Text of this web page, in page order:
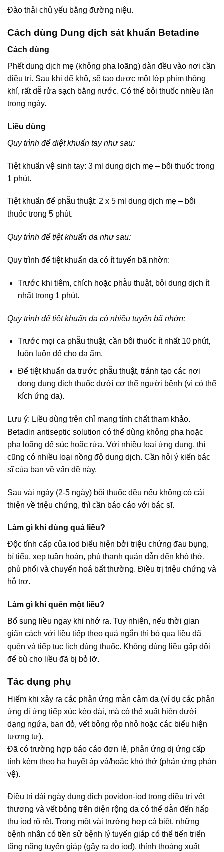
Đào thải chủ yếu bằng đường niệu.
Cách dùng Dung dịch sát khuẩn Betadine
Cách dùng
Phết dung dịch mẹ (không pha loãng) dàn đều vào nơi cần
điều trị. Sau khi để khô, sẽ tạo được một lớp phim thông
khí, rất dễ rửa sạch bằng nước. Có thể bôi thuốc nhiều lần
trong ngày.
Liều dùng
Quy trình để diệt khuẩn tay như sau:
Tiệt khuẩn vệ sinh tay: 3 ml dung dịch mẹ – bôi thuốc trong
1 phút.
Tiệt khuẩn để phẫu thuật: 2 x 5 ml dung dịch mẹ – bôi
thuốc trong 5 phút.
Quy trình để tiệt khuẩn da như sau:
Quy trình để tiệt khuẩn da có ít tuyến bã nhờn:
Trước khi tiêm, chích hoặc phẫu thuật, bôi dung dịch ít
nhất trong 1 phút.
Quy trình để tiệt khuẩn da có nhiều tuyến bã nhờn:
Trước mọi ca phẫu thuật, cần bôi thuốc ít nhất 10 phút,
luôn luôn để cho da ẩm.
Để tiệt khuẩn da trước phẫu thuật, tránh tạo các nơi
đọng dung dịch thuốc dưới cơ thể người bệnh (vì có thể
kích ứng da).
Lưu ý: Liều dùng trên chỉ mang tính chất tham khảo.
Betadin antiseptic solution có thể dùng không pha hoặc
pha loãng để súc hoặc rửa. Với nhiều loại ứng dụng, thì
cũng có nhiều loại nồng độ dung dịch. Cần hỏi ý kiến bác
sĩ của bạn về vấn đề này.
Sau vài ngày (2-5 ngày) bôi thuốc đều nếu không có cải
thiện về triệu chứng, thì cần báo cáo với bác sĩ.
Làm gì khi dùng quá liều?
Độc tính cấp của iod biểu hiện bởi triệu chứng đau bụng,
bí tiểu, xẹp tuần hoàn, phù thanh quản dẫn đến khó thở,
phù phổi và chuyển hoá bất thường. Điều trị triệu chứng và
hỗ trợ.
Làm gì khi quên một liều?
Bổ sung liều ngay khi nhớ ra. Tuy nhiên, nếu thời gian
giãn cách với liều tiếp theo quá ngắn thì bỏ qua liều đã
quên và tiếp tục lịch dùng thuốc. Không dùng liều gấp đôi
để bù cho liều đã bị bỏ lỡ.
Tác dụng phụ
Hiếm khi xảy ra các phản ứng mẫn cảm da (ví dụ các phản
ứng dị ứng tiếp xúc kéo dài, mà có thể xuất hiện dưới
dạng ngứa, ban đỏ, vết bỏng rộp nhỏ hoặc các biểu hiện
tương tự).
Đã có trường hợp báo cáo đơn lẻ, phản ứng dị ứng cấp
tính kèm theo hạ huyết áp và/hoặc khó thở (phản ứng phản
vệ).
Điều trị dài ngày dung dịch povidon-iod trong điều trị vết
thương và vết bỏng trên diện rộng da có thể dẫn đến hấp
thu iod rõ rệt. Trong một vài trường hợp cá biệt, những
bệnh nhân có tiền sử bệnh lý tuyến giáp có thể tiến triển
tăng năng tuyến giáp (gây ra do iod), thỉnh thoảng xuất